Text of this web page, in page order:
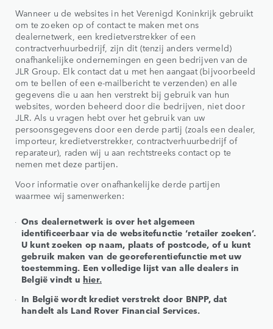
Wanneer u de websites in het Verenigd Koninkrijk gebruikt
om te zoeken op of contact te maken met ons
dealernetwerk, een kredietverstrekker of een
contractverhuurbedrijf, zijn dit (tenzij anders vermeld)
onafhankelijke ondernemingen en geen bedrijven van de
JLR Group. Elk contact dat u met hen aangaat (bijvoorbeeld
om te bellen of een e-mailbericht te verzenden) en alle
gegevens die u aan hen verstrekt bij gebruik van hun
websites, worden beheerd door die bedrijven, niet door
JLR. Als u vragen hebt over het gebruik van uw
persoonsgegevens door een derde partij (zoals een dealer,
importeur, kredietverstrekker, contractverhuurbedrijf of
reparateur), raden wij u aan rechtstreeks contact op te
nemen met deze partijen.
Voor informatie over onafhankelijke derde partijen
waarmee wij samenwerken:
Ons dealernetwerk is over het algemeen
identificeerbaar via de websitefunctie ‘retailer zoeken’.
U kunt zoeken op naam, plaats of postcode, of u kunt
gebruik maken van de georeferentiefunctie met uw
toestemming. Een volledige lijst van alle dealers in
België vindt u hier.
In België wordt krediet verstrekt door BNPP, dat
handelt als Land Rover Financial Services.